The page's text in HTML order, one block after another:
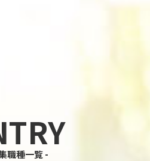
職種一覧